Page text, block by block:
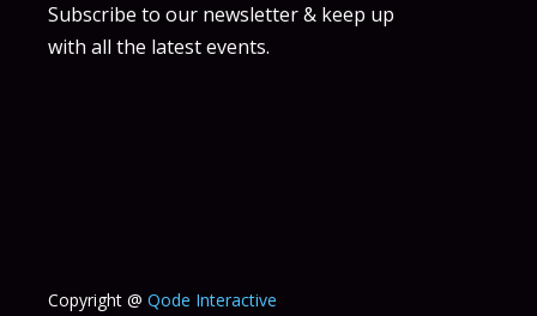
Subscribe to our newsletter & keep up
with all the latest events.
Copyright @ Qode Interactive